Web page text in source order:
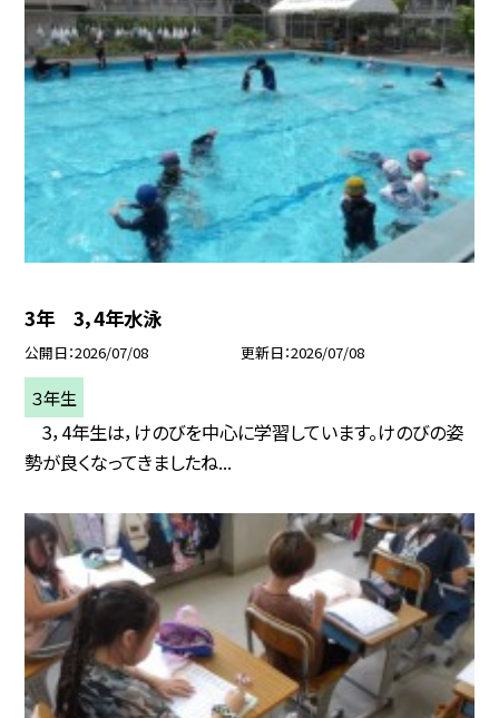
3年 3，4年水泳
公開日 2026/07/08 更新日 2026/07/08
３年生
3，4年生は，けのびを中心に学習しています。けのびの姿
勢が良くなってきましたね...